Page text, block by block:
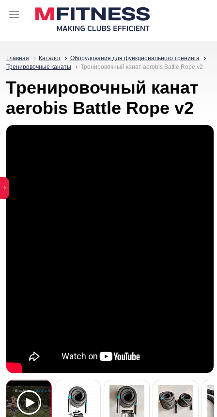
Главная Каталог
Оборудование для функционального тренинга
Тренировочные канаты
Тренировочный канат aerobis Battle Rope v2
Тренировочный канат
aerobis Battle Rope v2